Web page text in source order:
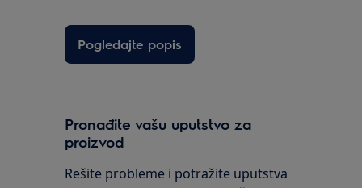
Pogledajte popis
Pronađite vašu uputstvo za
proizvod
Rešite probleme i potražite uputstva